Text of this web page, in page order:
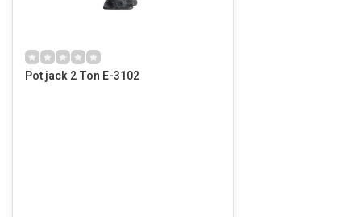
Pot jack 2 Ton E-3102